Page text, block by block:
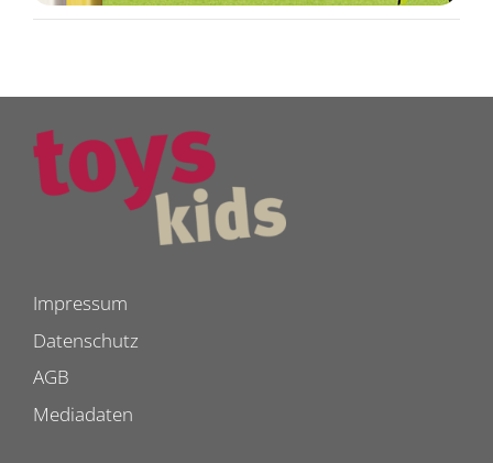
Impressum
Datenschutz
AGB
Mediadaten